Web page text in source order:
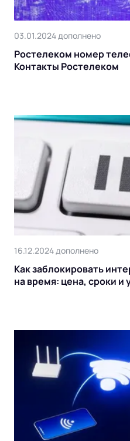
03.01.2024 дополнено
Ростелеком номер
Контакты Ростелеком
16.12.2024 дополнено
Как заблокировать
на время: цена, сроки и